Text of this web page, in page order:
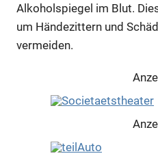
Alkoholspiegel im Blut.
um Händezittern und
vermeiden.